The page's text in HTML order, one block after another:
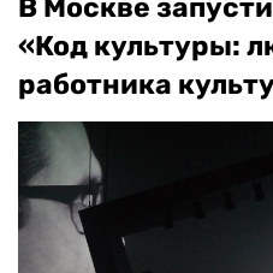
В Москве
«Код культуры:
работника